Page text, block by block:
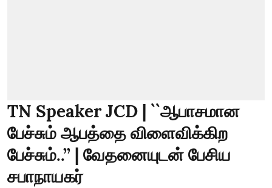
TN Speaker JCD | ``ஆபாசமான
பேச்சும் ஆபத்தை விளைவிக்கிற
பேச்சும்..’’ | வேதனையுடன் பேசிய
சபாநாயகர்